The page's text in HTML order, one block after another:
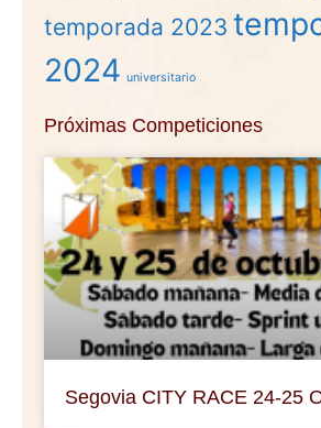
temporada 2023
2024 universitario
Próximas Competiciones
Segovia CITY RACE 24-25